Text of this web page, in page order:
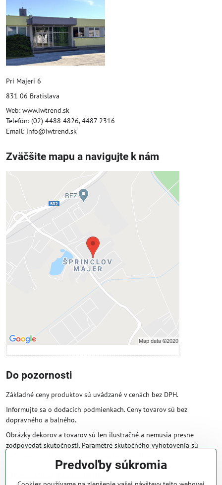
Pri Majeri 6
831 06 Bratislava
Web: www.iwtrend.sk
Telefón: (02) 4488 4826, 4487 2316
Email: info@iwtrend.sk
Zväčšite mapu a navigujte k nám
Externý obsah je blokovaný
Prajete si načítať externý obsah?
Povoliť tentokrát
Povoliť a zapamätať - súhlas s druhom
cookie: Funkčné
Otvoriť obsah v novom okne
Do pozornosti
Základné ceny produktov sú uvádzané v cenách bez DPH.
Informujte sa o dodacích podmienkach. Ceny tovarov sú bez
dopravného a balného.
Obrázky dekorov a tovarov sú len ilustračné a nemusia presne
zodpovedať skutočnosti. Parametre skutočného vyhotovenia sú
Obchodné podmienky
Predvoľby súkromia